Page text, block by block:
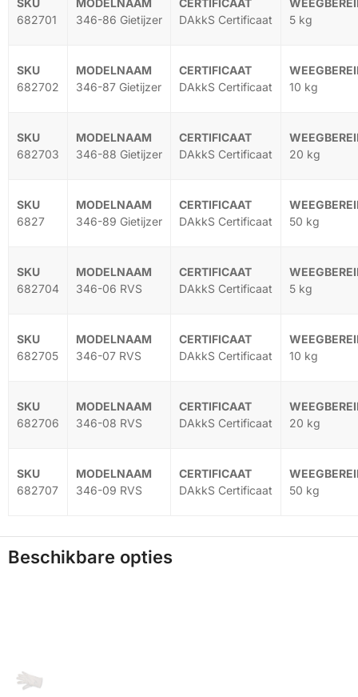
682701 346-86 Gietijzer DAkkS Certificaat 5 kg
682702 346-87 Gietijzer DAkkS Certificaat 10 kg
682703 346-88 Gietijzer DAkkS Certificaat 20 kg
6827 346-89 Gietijzer DAkkS Certificaat 50 kg
682704 346-06 RVS DAkkS Certificaat 5 kg
682705 346-07 RVS DAkkS Certificaat 10 kg
682706 346-08 RVS DAkkS Certificaat 20 kg
682707 346-09 RVS DAkkS Certificaat 50 kg
Beschikbare opties